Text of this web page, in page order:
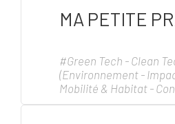
MA PETITE
#Green Tech - Clean
(Environnement -
Mobilité & Habitat -